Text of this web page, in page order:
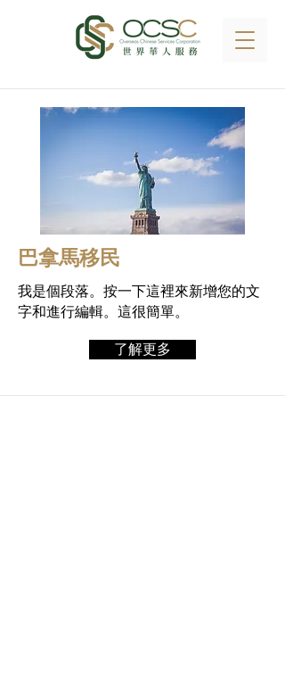
巴拿馬移民
我是個段落。按一下這裡來新增您的文
字和進行編輯。這很簡單。
了解更多